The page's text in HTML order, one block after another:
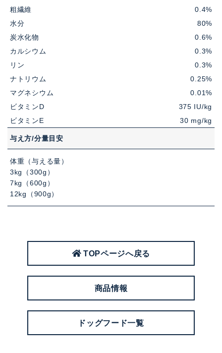
粗繊維
0.4%
水分
80%
炭水化物
0.6%
カルシウム
0.3%
リン
0.3%
ナトリウム
0.25%
マグネシウム
0.01%
ビタミンD
375 IU/kg
ビタミンE
30 mg/kg
与え方/分量目安
体重（与える量）
3kg（300g）
7kg（600g）
12kg（900g）
TOPページへ戻る
商品情報
ドッグフード一覧